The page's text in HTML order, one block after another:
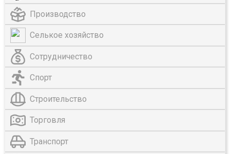
Производство
Селькое хозяйство
Сотрудничество
Спорт
Строительство
Торговля
Транспорт